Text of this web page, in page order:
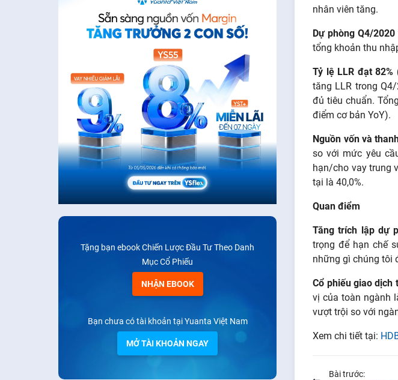
Tặng bạn ebook Chiến Lược Đầu Tư Theo Danh
Mục Cổ Phiếu
NHẬN EBOOK
Bạn chưa có tài khoản tại Yuanta Việt Nam
MỞ TÀI KHOẢN NGAY
nhân viên tăng.
Dự phòng Q4/2020
tổng khoản thu
Tỷ lệ LLR đạt
tăng LLR trong
đủ tiêu chuẩn.
điểm cơ bản YoY).
Nguồn vốn và
so với mức yêu
hạn/cho vay trung
tại là 40,0%.
Quan điểm
Tăng trích lập dự
trọng để hạn chế
những gì chúng tôi
Cổ phiếu giao dịch
vị của toàn ngành
vượt trội so với
Xem chi tiết tại:
Bài trước: